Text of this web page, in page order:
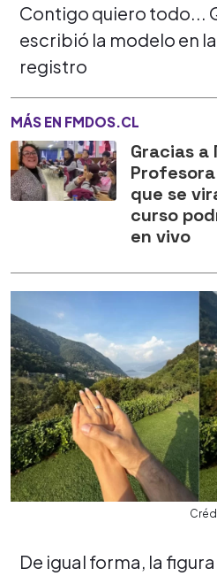
Contigo quiero todo...
escribió la modelo en
registro
MÁS EN FMDOS.CL
Gracias
que se
curso
en vivo
De igual forma, la